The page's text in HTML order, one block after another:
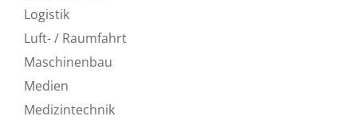
Logistik
Luft- / Raumfahrt
Maschinenbau
Medien
Medizintechnik